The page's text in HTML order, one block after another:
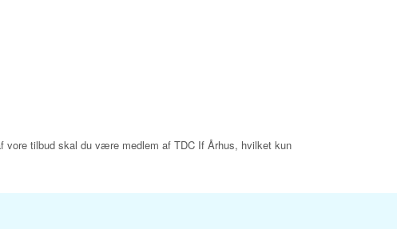
vore tilbud skal du være medlem af TDC If Århus, hvilket kun